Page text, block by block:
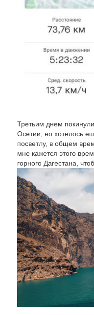
Третьим днем
Осетии, но хотелось
посветлу, в общем
мне кажется этого
горного Дагестана,